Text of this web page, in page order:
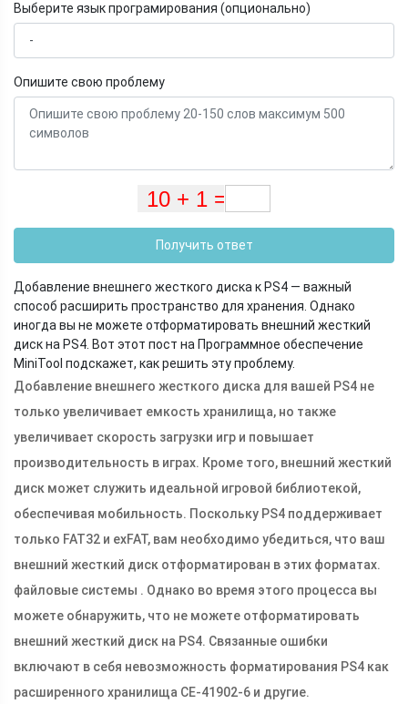
Выберите язык програмирования (опционально)
Опишите свою проблему
Получить ответ
Добавление внешнего жесткого диска к PS4 — важный
способ расширить пространство для хранения. Однако
иногда вы не можете отформатировать внешний жесткий
диск на PS4. Вот этот пост на Программное обеспечение
MiniTool подскажет, как решить эту проблему.
Добавление внешнего жесткого диска для вашей PS4 не
только увеличивает емкость хранилища, но также
увеличивает скорость загрузки игр и повышает
производительность в играх. Кроме того, внешний жесткий
диск может служить идеальной игровой библиотекой,
обеспечивая мобильность. Поскольку PS4 поддерживает
только FAT32 и exFAT, вам необходимо убедиться, что ваш
внешний жесткий диск отформатирован в этих форматах.
файловые системы . Однако во время этого процесса вы
можете обнаружить, что не можете отформатировать
внешний жесткий диск на PS4. Связанные ошибки
включают в себя невозможность форматирования PS4 как
расширенного хранилища CE-41902-6 и другие.